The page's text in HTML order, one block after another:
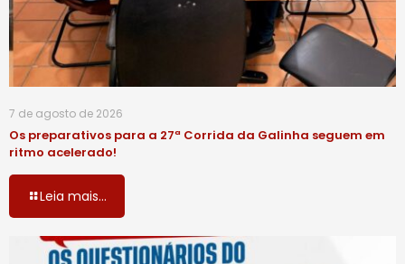
7 de agosto de 2026
Os preparativos para a 27ª Corrida da Galinha seguem em
ritmo acelerado!
Leia mais...